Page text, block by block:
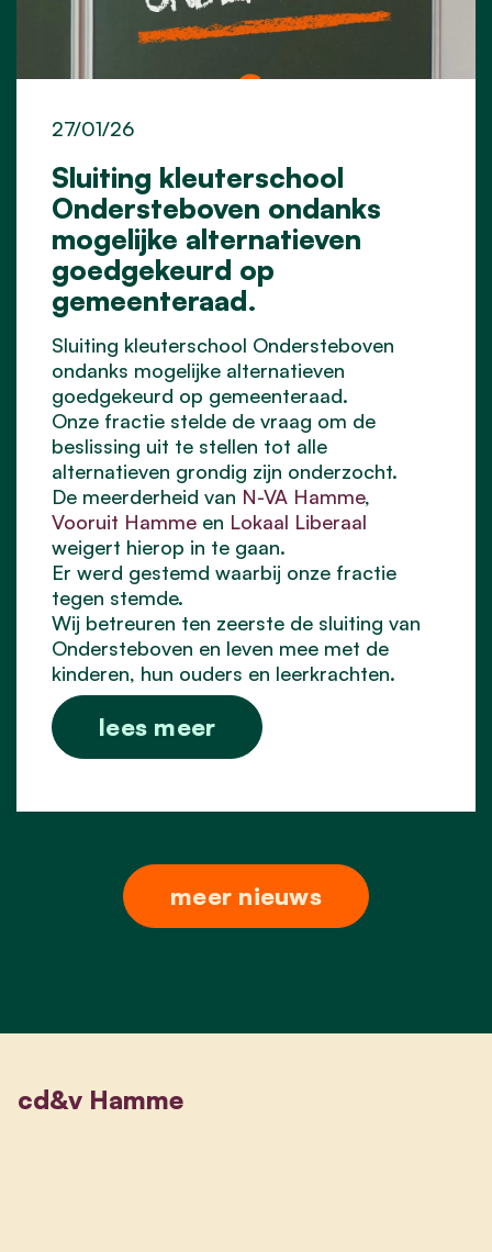
Sluiting kleuterschool
Ondersteboven ondanks
mogelijke alternatieven
goedgekeurd op
gemeenteraad.
27/01/26
Sluiting kleuterschool Ondersteboven
ondanks mogelijke alternatieven
goedgekeurd op gemeenteraad.
Onze fractie stelde de vraag om de
beslissing uit te stellen tot alle
alternatieven grondig zijn onderzocht.
De meerderheid van N-VA Hamme,
Vooruit Hamme en Lokaal Liberaal
weigert hierop in te gaan.
Er werd gestemd waarbij onze fractie
tegen stemde.
Wij betreuren ten zeerste de sluiting van
Ondersteboven en leven mee met de
kinderen, hun ouders en leerkrachten.
lees meer
meer nieuws
cd&v Hamme